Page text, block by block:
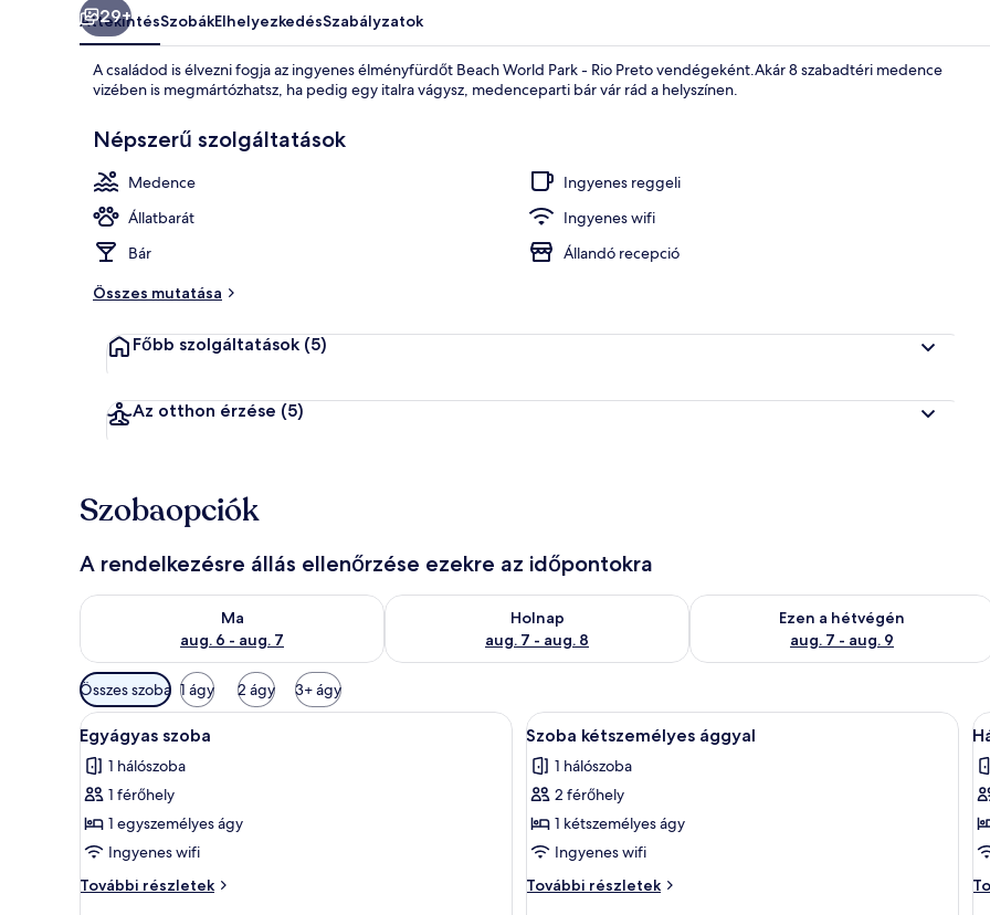
Beltéri medence, 8 szabadtéri medence
29+
ÁttekintésSzobákElhelyezkedésSzabályzatok
A családod is élvezni fogja az ingyenes élményfürdőt Beach World Park - Rio Preto vendégeként.Akár 8 szabadtéri medence
vizében is megmártózhatsz, ha pedig egy italra vágysz, medenceparti bár vár rád a helyszínen.
Népszerű szolgáltatások
Medence
Ingyenes reggeli
Állatbarát
Ingyenes wifi
Bár
Állandó recepció
Összes mutatása
Főbb szolgáltatások (5)
Az otthon érzése (5)
Szobaopciók
A rendelkezésre állás ellenőrzése ezekre az időpontokra
Ma
aug. 6 - aug. 7
A ma esti rendelkezésre állás ellenőrzése: aug. 6 - aug. 7
Holnap
aug. 7 - aug. 8
A holnapi rendelkezésre állás ellenőrzése: aug. 7 - aug. 8
Ezen a hétvégén
aug. 7 - aug. 9
A mostani hétvégi rendelkezésre állás
Szobákhoz
rendelkezésre
álló
szűrők
Összes szoba 1 ágy 2 ágy 3+ ágy
A
következő
szoba
összes
képének
megtekintése:
Egyágyas
szoba
5
Egyágyas szoba
1 hálószoba
1 férőhely
1 egyszemélyes ágy
Ingyenes wifi
További részletek
Egyágyas
A
következő
szoba
összes
képének
megtekintése:
Szoba
kétszemélyes
5
Szoba kétszemélyes ággyal
1 hálószoba
2 férőhely
1 kétszemélyes ágy
Ingyenes wifi
További részletek
Szoba
A